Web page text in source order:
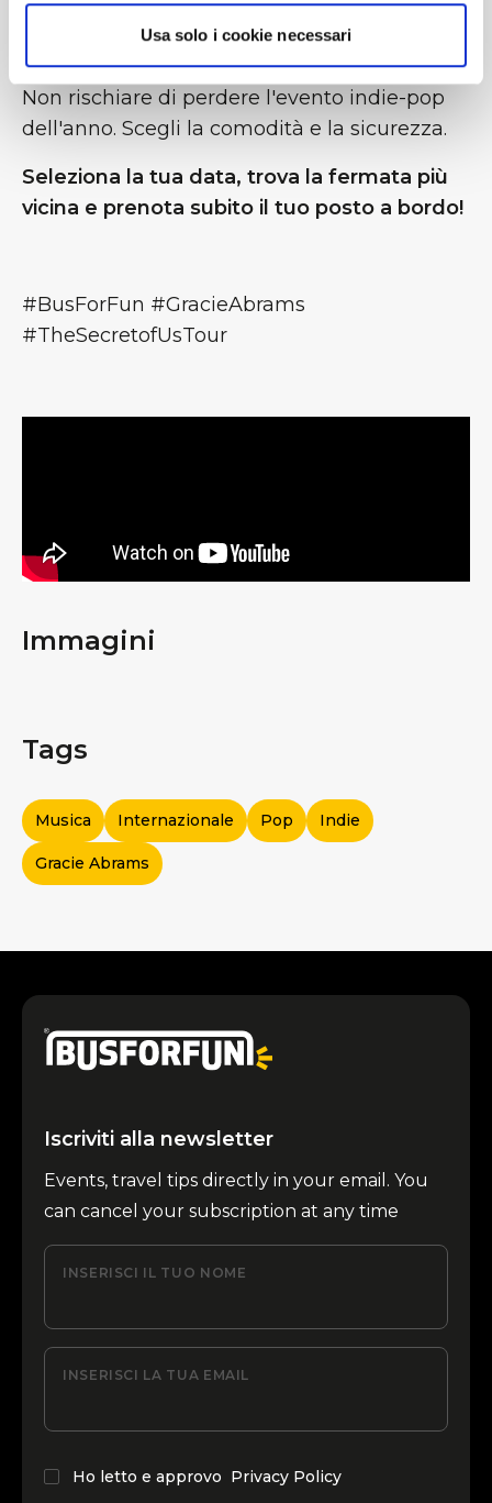
Usa solo i cookie necessari
comodo e divertente.
Non rischiare di perdere l'evento indie-pop
dell'anno. Scegli la comodità e la sicurezza.
Seleziona la tua data, trova la fermata più
vicina e prenota subito il tuo posto a bordo!
#BusForFun #GracieAbrams
#TheSecretofUsTour
Immagini
Tags
Musica Internazionale Pop Indie
Gracie Abrams
Iscriviti alla newsletter
Events, travel tips directly in your email. You
can cancel your subscription at any time
INSERISCI IL TUO NOME
INSERISCI LA TUA EMAIL
Ho letto e approvo Privacy Policy